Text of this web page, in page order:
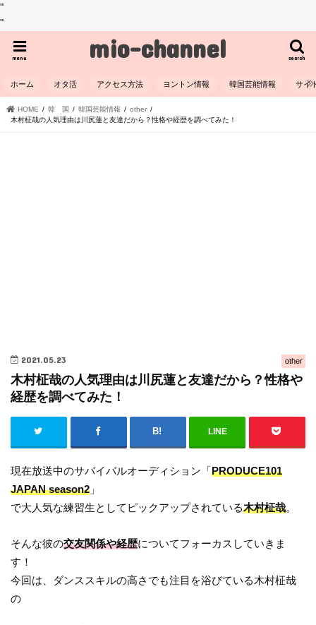
"
"
mio-channel search
menu
ホーム オタ活 アクセス方法 ヨントン情報 韓国芸能情報 サイ
HOME 韓 国 韓国芸能情報
other
木村柾哉の人気理由は川尻蓮と友達だから？性格や経歴を調べてみた！
other
2021.05.23
木村柾哉の人気理由は川尻蓮と友達だから？性格や
経歴を調べてみた！
LINE
現在放送中のサバイバルオーディション「PRODUCE101
JAPAN season2 」
で大人気な練習生としてピックアップされている木村柾哉。
そんな彼の交友関係や経歴についてフォーカスしていきま
す！
今回は、ダンススキルの高さでも注目を浴びている木村柾哉
の